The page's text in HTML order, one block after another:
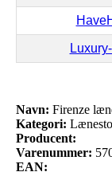
Navn: Firenze
Kategori:
Producent:
Varenummer:
EAN: